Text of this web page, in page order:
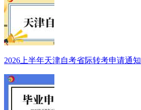
2026上半年天津自考省际转考申请通知